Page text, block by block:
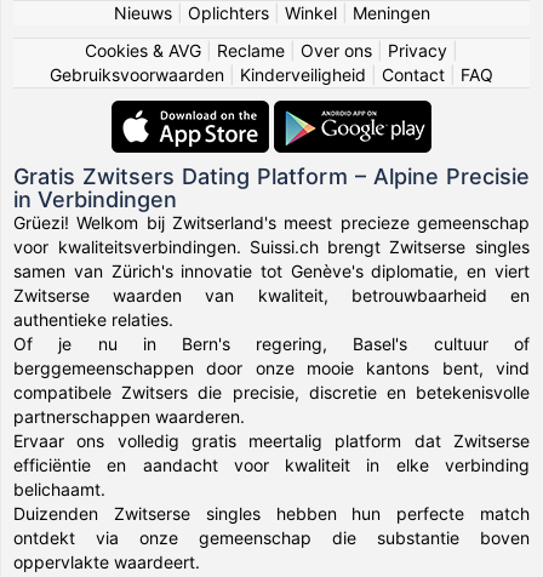
Nieuws| Oplichters| Winkel| Meningen
Cookies & AVG
Reclame Over ons Privacy
Gebruiksvoorwaarden
Kinderveiligheid Contact FAQ
Gratis Zwitsers Dating Platform – Alpine Precisie
in Verbindingen
Grüezi! Welkom bij Zwitserland's meest precieze gemeenschap
voor kwaliteitsverbindingen. Suissi.ch brengt Zwitserse singles
samen van Zürich's innovatie tot Genève's diplomatie, en viert
Zwitserse waarden van kwaliteit, betrouwbaarheid en
authentieke relaties.
Of je nu in Bern's regering, Basel's cultuur of
berggemeenschappen door onze mooie kantons bent, vind
compatibele Zwitsers die precisie, discretie en betekenisvolle
partnerschappen waarderen.
Ervaar ons volledig gratis meertalig platform dat Zwitserse
efficiëntie en aandacht voor kwaliteit in elke verbinding
belichaamt.
Duizenden Zwitserse singles hebben hun perfecte match
ontdekt via onze gemeenschap die substantie boven
oppervlakte waardeert.